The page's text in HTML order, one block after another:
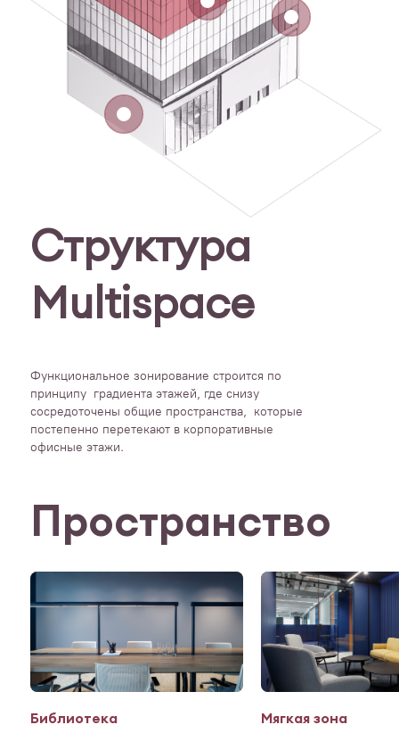
Структура
Multispace
Функциональное зонирование строится по
принципу градиента этажей, где снизу
сосредоточены общие пространства, которые
постепенно перетекают в корпоративные
офисные этажи.
Пространство
Библиотека Мягкая зона